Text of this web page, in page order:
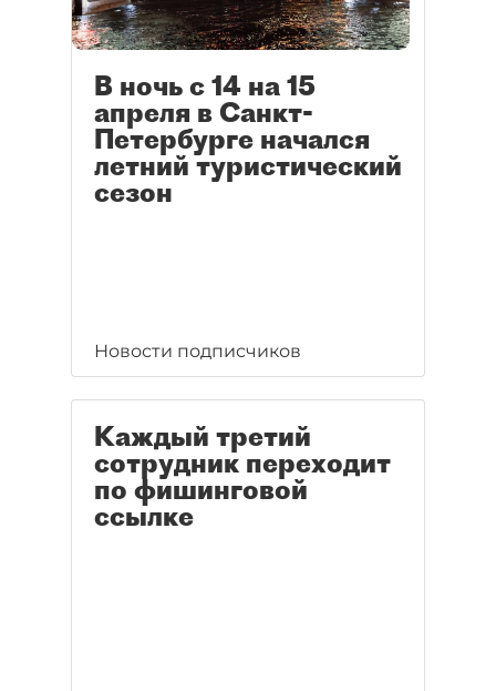
В ночь с 14 на 15
апреля в Санкт-
Петербурге начался
летний туристический
сезон
Новости подписчиков
Каждый третий
сотрудник переходит
по фишинговой
ссылке